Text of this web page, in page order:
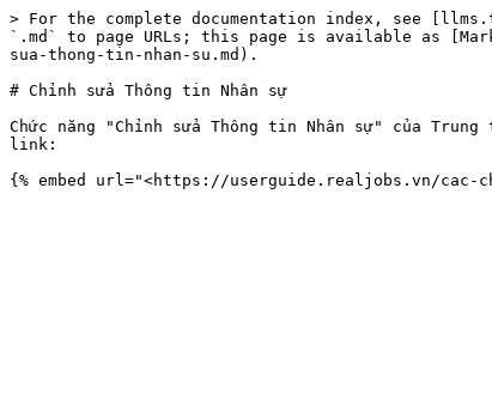
> For the complete documentation index, see
`.md` to page URLs; this page is available as
sua-thong-tin-nhan-su.md).
# Chỉnh sửa Thông tin Nhân sự
Chức năng "Chỉnh sửa Thông tin Nhân sự" của
link: